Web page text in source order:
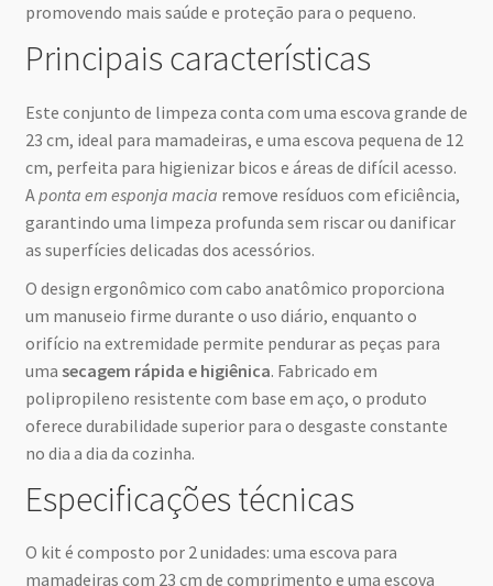
promovendo mais saúde e proteção para o pequeno.
Principais características
Este conjunto de limpeza conta com uma escova grande de
23 cm, ideal para mamadeiras, e uma escova pequena de 12
cm, perfeita para higienizar bicos e áreas de difícil acesso.
Aponta em esponja macia remove resíduos com eficiência,
garantindo uma limpeza profunda sem riscar ou danificar
as superfícies delicadas dos acessórios.
O design ergonômico com cabo anatômico proporciona
um manuseio firme durante o uso diário, enquanto o
orifício na extremidade permite pendurar as peças para
uma secagem rápida e higiênica. Fabricado em
polipropileno resistente com base em aço, o produto
oferece durabilidade superior para o desgaste constante
no dia a dia da cozinha.
Especificações técnicas
O kit é composto por 2 unidades: uma escova para
mamadeiras com 23 cm de comprimento e uma escova